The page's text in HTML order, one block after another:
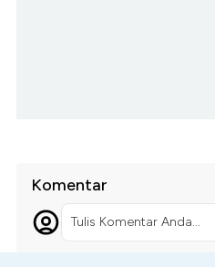
Komentar
Tulis Komentar Anda...